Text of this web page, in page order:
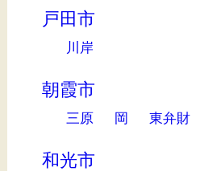
戸田市
川岸
朝霞市
三原 岡 東弁財
和光市